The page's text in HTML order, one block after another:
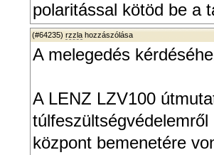
polaritással kötöd be a
(#64235) rzzla hozzászólása
A melegedés
A LENZ LZV100
központ bemenetére